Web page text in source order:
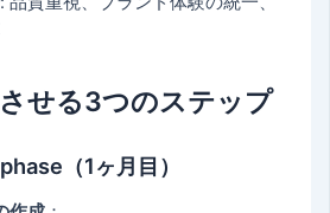
せる3つのステップ
（1ヶ月目）